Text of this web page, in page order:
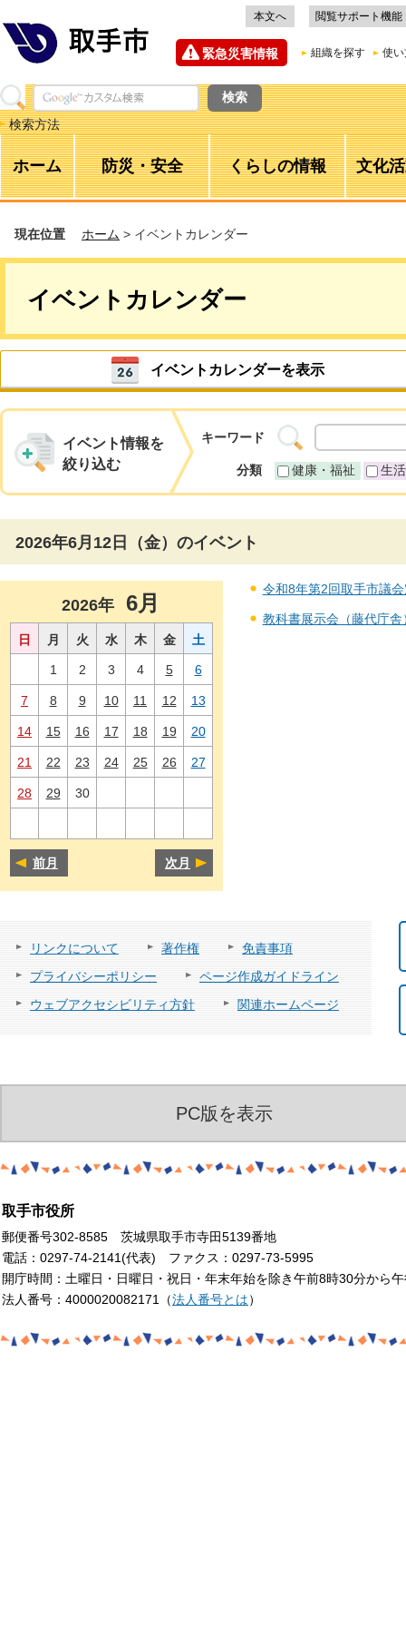
本文へ 閲覧サポート機能
緊急災害情報 組織を探す 使
検索方法
ホーム 防災・安全 くらしの情報 文化
現在位置 ホーム > イベントカレンダー
イベントカレンダー
イベントカレンダーを表示
イベント情報を
絞り込む
キーワード
分類 健康・福祉 生活
2026年6月12日（金）のイベント
2026年 6月
日 月 火 水 木 金 土
1 2 3 4 5 6
7 8 9 10 11 12 13
14 15 16 17 18 19 20
21 22 23 24 25 26 27
28 29 30
前月 次月
令和8年第2回取手市議
教科書展示会（藤代庁
リンクについて 著作権
免責事項
プライバシーポリシー
ページ作成ガイドライン
ウェブアクセシビリティ方針
関連ホームページ
PC版を表示
取手市役所
郵便番号302-8585 茨城県取手市寺田5139番地
電話：0297-74-2141(代表) ファクス：0297-73-5995
開庁時間：土曜日・日曜日・祝日・年末年始を除き午前8時30分から
法人番号：4000020082171（法人番号とは）